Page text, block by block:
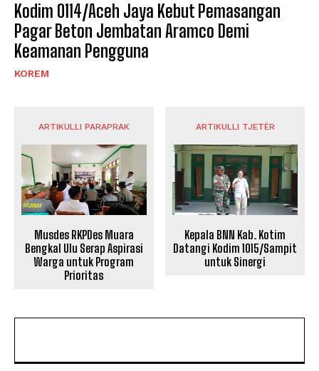
Kodim 0114/Aceh Jaya Kebut Pemasangan
Pagar Beton Jembatan Aramco Demi
Keamanan Pengguna
KOREM
ARTIKULLI PARAPRAK
Musdes RKPDes Muara
Bengkal Ulu Serap Aspirasi
Warga untuk Program
Prioritas
ARTIKULLI TJETËR
Kepala BNN Kab. Kotim
Datangi Kodim 1015/Sampit
untuk Sinergi